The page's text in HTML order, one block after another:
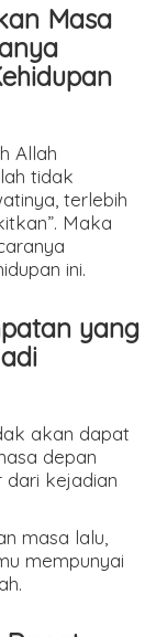
Masa
Allah
tidak
terlebih
Maka
ini.
yang
akan dapat
depan
dari kejadian
masa lalu,
mempunyai